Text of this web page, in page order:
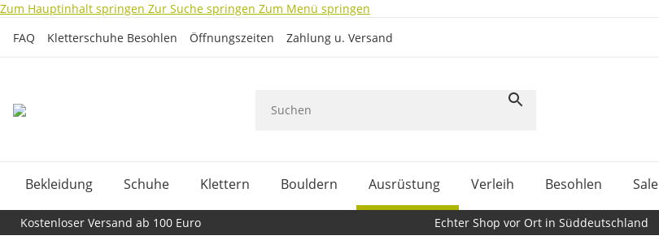
Zum Hauptinhalt springen Zur Suche springen Zum Menü springen
FAQ
Kletterschuhe Besohlen Öffnungszeiten Zahlung u. Versand
Bekleidung Schuhe Klettern Bouldern Ausrüstung Verleih Besohlen Sale
Kostenloser Versand ab 100 Euro Echter Shop vor Ort in Süddeutschland